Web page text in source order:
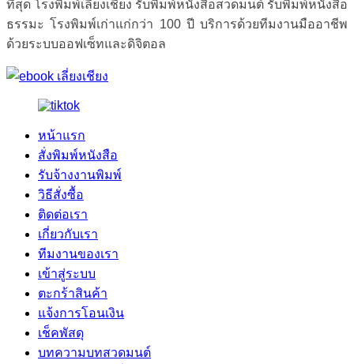
ที่สุด โรงพิมพ์เลี่ยงเชียง รับพิมพ์หนังสือสวดมนต์ รับพิมพ์หนังสือ
ธรรมะ โรงพิมพ์เก่าแก่กว่า 100 ปี บริการด้วยทีมงานมืออาชีพ
ด้วยระบบออฟเซ็ทและดิจิตอล
หน้าแรก
สั่งพิมพ์หนังสือ
รับจ้างงานพิมพ์
วิธีสั่งซื้อ
ติดต่อเรา
เกี่ยวกับเรา
ทีมงานของเรา
เข้าสู่ระบบ
ตะกร้าสินค้า
แจ้งการโอนเงิน
เช็คพัสดุ
บทความบทสวดมนต์